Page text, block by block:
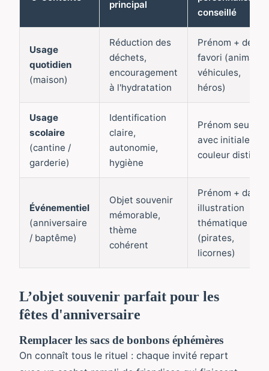
principal
conseillé
Usage
quotidien
(maison)
Réduction des
déchets,
encouragement
à l'hydratation
Prénom +
favori (animaux,
véhicules,
héros)
Usage
scolaire
(cantine /
garderie)
Identification
claire,
autonomie,
hygiène
Prénom seul ou
avec initiale +
couleur
Événementiel
(anniversaire
/ baptême)
Objet souvenir
mémorable,
thème
cohérent
Prénom + date
illustration
thématique
(pirates,
licornes)
L’objet souvenir parfait pour les
fêtes d'anniversaire
Remplacer les sacs de bonbons éphémères
On connaît tous le rituel : chaque invité repart